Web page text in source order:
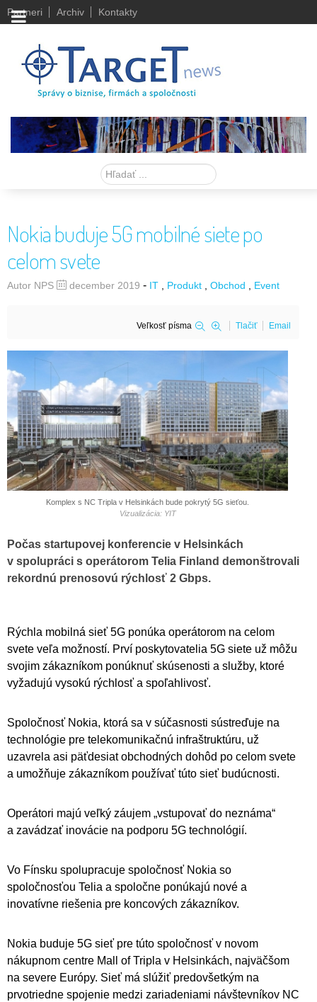
Partneri Archiv Kontakty
Hľadať
Nokia buduje 5G mobilné siete po
celom svete
Autor NPS december 2019 - IT Produkt Obchod Event
Veľkosť písma Tlačiť Email
Komplex s NC Tripla v Helsinkách bude pokrytý 5G sieťou.
Vizualizácia: YIT
Počas startupovej konferencie v Helsinkách
v spolupráci s operátorom Telia Finland demonštrovali
rekordnú prenosovú rýchlosť 2 Gbps.
Rýchla mobilná sieť 5G ponúka operátorom na celom
svete veľa možností. Prví poskytovatelia 5G siete už môžu
svojim zákazníkom ponúknuť skúsenosti a služby, ktoré
vyžadujú vysokú rýchlosť a spoľahlivosť.
Spoločnosť Nokia, ktorá sa v súčasnosti sústreďuje na
technológie pre telekomunikačnú infraštruktúru, už
uzavrela asi päťdesiat obchodných dohôd po celom svete
a umožňuje zákazníkom používať túto sieť budúcnosti.
Operátori majú veľký záujem „vstupovať do neznáma“
a zavádzať inovácie na podporu 5G technológií.
Vo Fínsku spolupracuje spoločnosť Nokia so
spoločnosťou Telia a spoločne ponúkajú nové a
inovatívne riešenia pre koncových zákazníkov.
Nokia buduje 5G sieť pre túto spoločnosť v novom
nákupnom centre Mall of Tripla v Helsinkách, najväčšom
na severe Európy. Sieť má slúžiť predovšetkým na
prvotriedne spojenie medzi zariadeniami návštevníkov NC